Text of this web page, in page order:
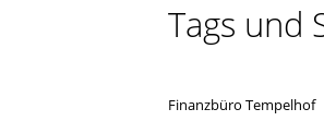
Tags und
Finanzbüro Tempelhof